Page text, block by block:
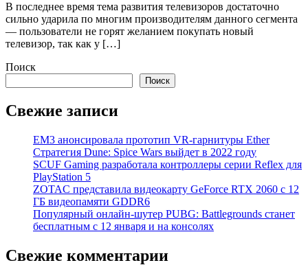
В последнее время тема развития телевизоров достаточно
сильно ударила по многим производителям данного сегмента
— пользователи не горят желанием покупать новый
телевизор, так как у […]
Поиск
Поиск
Свежие записи
EM3 анонсировала прототип VR-гарнитуры Ether
Стратегия Dune: Spice Wars выйдет в 2022 году
SCUF Gaming разработала контроллеры серии Reflex для
PlayStation 5
ZOTAC представила видеокарту GeForce RTX 2060 с 12
ГБ видеопамяти GDDR6
Популярный онлайн-шутер PUBG: Battlegrounds станет
бесплатным с 12 января и на консолях
Свежие комментарии